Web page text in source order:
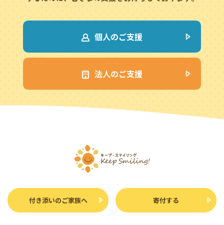
個人のご支援
法人のご支援
付き添いのご家族へ 寄付する